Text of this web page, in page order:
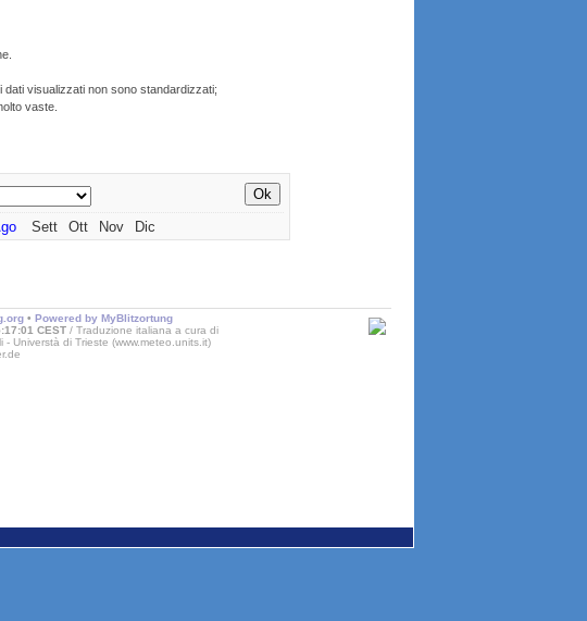
dati visualizzati non sono standardizzati;
vaste.
Sett Ott Nov Dic
• Powered by MyBlitzortung
CEST
Traduzione italiana a cura di
- Universtà di Trieste (www.meteo.units.it)